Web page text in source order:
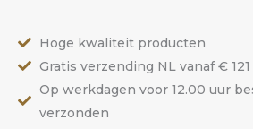
Hoge kwaliteit producten
Gratis verzending NL vanaf €
Op werkdagen voor 12.00 uur
verzonden